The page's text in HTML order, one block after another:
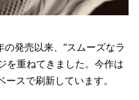
の発売以来、“スムーズなラ
を重ねてきました。今作は
スで刷新しています。